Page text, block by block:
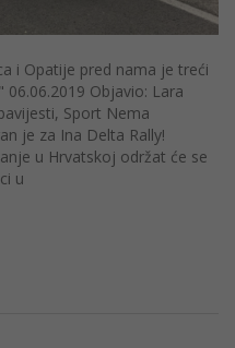
i Opatije pred nama je treći
Objavio: Lara
Sport Nema
je za Ina Delta Rally!
u Hrvatskoj održat će se
u